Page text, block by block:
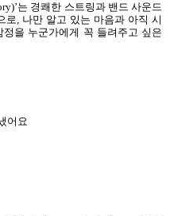
는 경쾌한 스트링과 밴드 사운드
로, 나만 알고 있는 마음과 아직 시
을 누군가에게 꼭 들려주고 싶은
어요